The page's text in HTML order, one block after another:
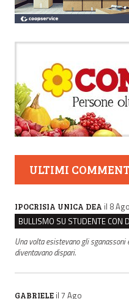
ULTIMI
IPOCRISIA UNICA DEA il 8 Ago
Una volta esistevano gli sganassoni
diventavano dispari.
GABRIELE il 7 Ago